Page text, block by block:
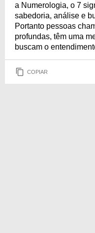
a Numerologia, o 7
sabedoria, análise e
Portanto pessoas
profundas, têm uma
buscam o
COPIAR